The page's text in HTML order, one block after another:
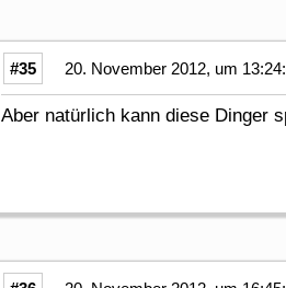
#35 20. November 2012, um
Aber natürlich kann diese Dinger